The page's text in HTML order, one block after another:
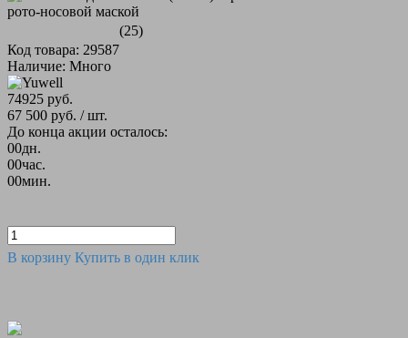
(25)
Код товара: 29587
Наличие: Много
74925 руб.
67 500 руб. / шт.
До конца акции осталось:
00дн.
00час.
00мин.
В корзину Купить в один клик